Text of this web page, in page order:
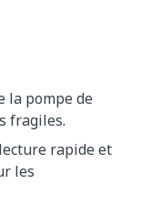
la pompe de
fragiles.
rapide et
les